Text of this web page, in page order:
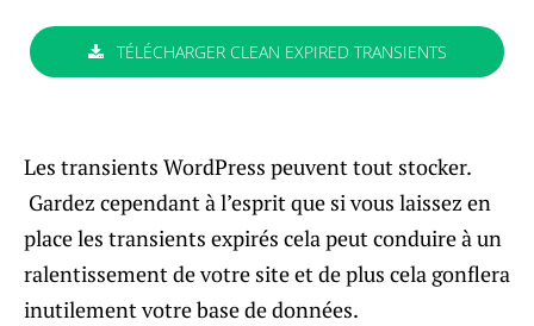
TÉLÉCHARGER CLEAN EXPIRED TRANSIENTS
Les transients WordPress peuvent tout stocker.
Gardez cependant à l’esprit que si vous laissez en
place les transients expirés cela peut conduire à un
ralentissement de votre site et de plus cela gonflera
inutilement votre base de données.